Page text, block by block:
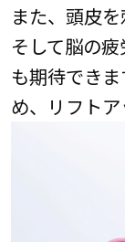
また、頭皮
そして脳の
も期待でき
め、リフト